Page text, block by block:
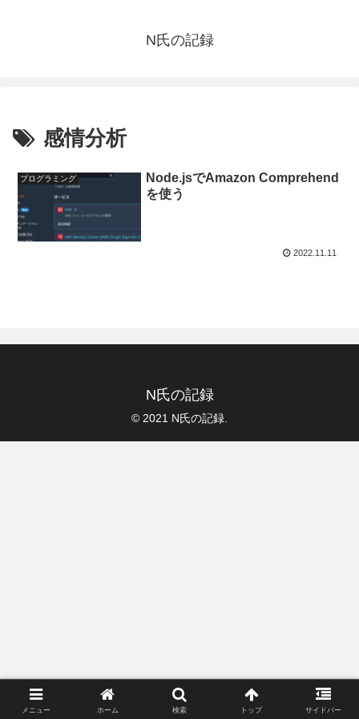
N氏の記録
感情分析
プログラミング
Node.jsでAmazon Comprehend
を使う
2022.11.11
N氏の記録
© 2021 N氏の記録.
メニュー ホーム 検索 トップ サイドバー